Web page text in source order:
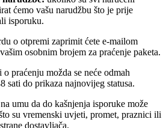
ćemo vašu narudžbu što je prije
isporuku.
o otpremi zaprimit ćete e-mailom
osobnim brojem za praćenje paketa.
o praćenju možda se neće odmah
sati do prikaza najnovijeg statusa.
umu da do kašnjenja isporuke može
su vremenski uvjeti, promet, praznici ili
dostavljača.